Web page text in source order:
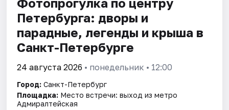
Площадки
Артисты
Рейтинги
Петербурга: дворы и
парадные, легенды и крыша в
Санкт-Петербурге
24 августа 2026 • понедельник • 12:00
Город: Санкт-Петербург
Площадка: Место встречи: выход из метро
Адмиралтейская